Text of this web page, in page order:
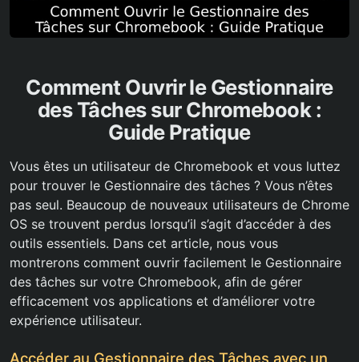
Comment Ouvrir le Gestionnaire
des Tâches sur Chromebook :
Guide Pratique
Vous êtes un utilisateur de Chromebook et vous luttez
pour trouver le Gestionnaire des tâches ? Vous n’êtes
pas seul. Beaucoup de nouveaux utilisateurs de Chrome
OS se trouvent perdus lorsqu’il s’agit d’accéder à des
outils essentiels. Dans cet article, nous vous
montrerons comment ouvrir facilement le Gestionnaire
des tâches sur votre Chromebook, afin de gérer
efficacement vos applications et d’améliorer votre
expérience utilisateur.
Accéder au Gestionnaire des Tâches avec un